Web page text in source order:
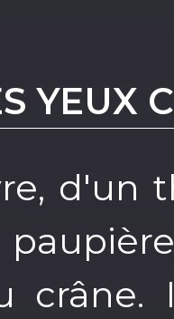
YEUX
d'un
crâne.